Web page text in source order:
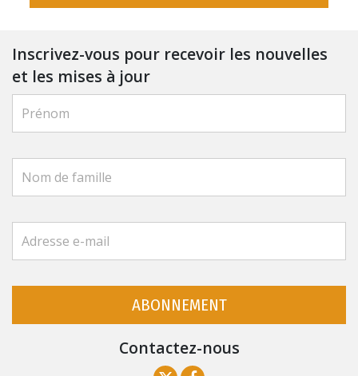
Inscrivez-vous pour recevoir les nouvelles
et les mises à jour
ABONNEMENT
Contactez-nous